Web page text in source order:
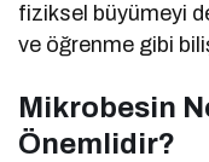
fiziksel büyümeyi
ve öğrenme gibi
Mikrobesin
Önemlidir?